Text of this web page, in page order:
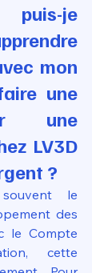
je
mon
une
une
LV3D
?
le
des
le Compte
cette